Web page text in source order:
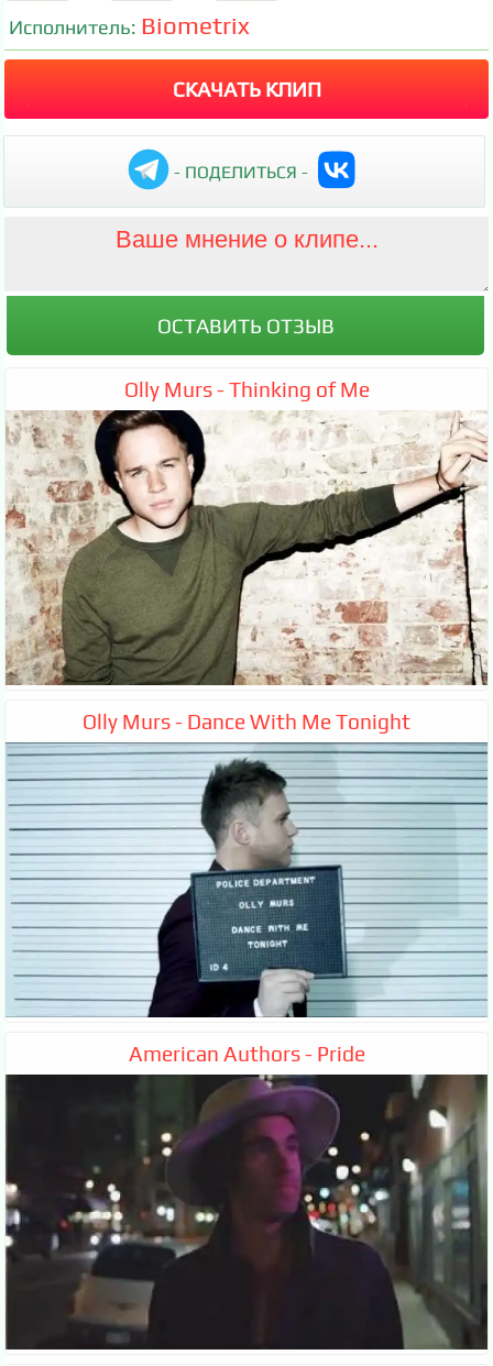
Исполнитель: Biometrix
СКАЧАТЬ КЛИП
- ПОДЕЛИТЬСЯ -
Olly Murs - Thinking of Me
Olly Murs - Dance With Me Tonight
American Authors - Pride